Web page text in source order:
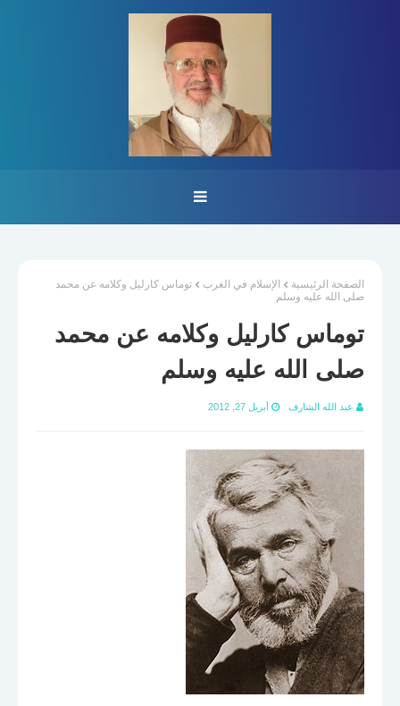
الصفحة الرئيسية الإسلام في الغرب
توماس كارليل وكلامه عن محمد
صلى الله عليه وسلم
توماس كارليل وكلامه عن محمد
صلى الله عليه وسلم
عبد الله الشارف أبريل 27, 2012